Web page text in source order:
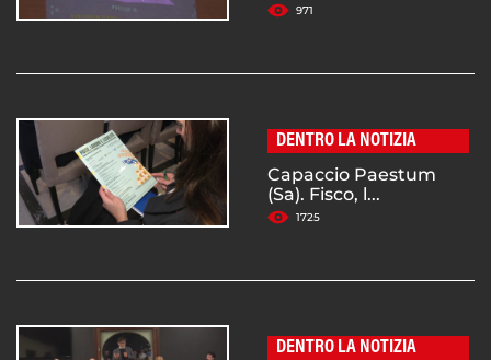
971
DENTRO LA NOTIZIA
Capaccio Paestum
(Sa). Fisco, l...
1725
DENTRO LA NOTIZIA